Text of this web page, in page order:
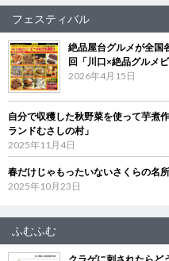
フェスティバル
絶品屋台グルメが全
回「川口×絶品グルメ
2026年4月15日
自分で収穫した秋野菜を使って芋
ランドむさしの村」
2025年11月4日
春だけじゃもったいないさくらの名
2025年10月23日
ふむふむ